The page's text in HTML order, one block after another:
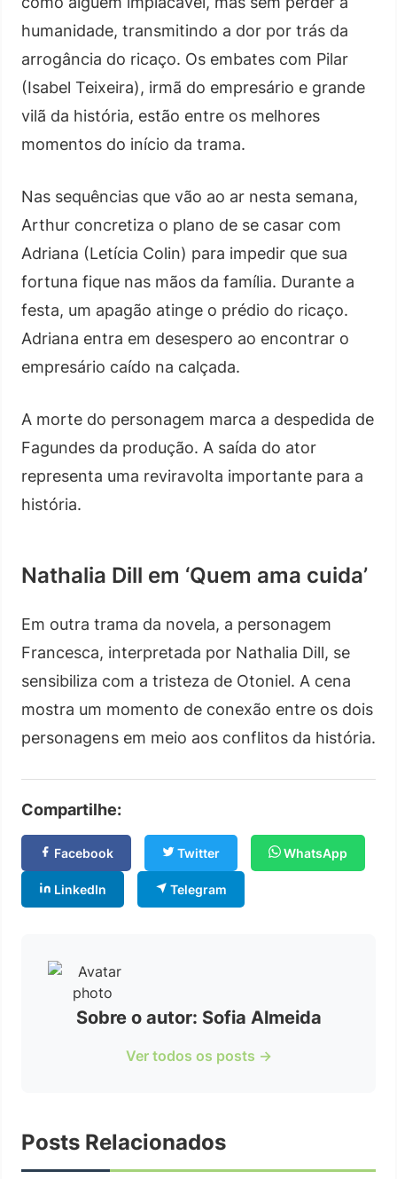
humanidade, transmitindo a dor por trás da
arrogância do ricaço. Os embates com Pilar
(Isabel Teixeira), irmã do empresário e grande
vilã da história, estão entre os melhores
momentos do início da trama.
Nas sequências que vão ao ar nesta semana,
Arthur concretiza o plano de se casar com
Adriana (Letícia Colin) para impedir que sua
fortuna fique nas mãos da família. Durante a
festa, um apagão atinge o prédio do ricaço.
Adriana entra em desespero ao encontrar o
empresário caído na calçada.
A morte do personagem marca a despedida de
Fagundes da produção. A saída do ator
representa uma reviravolta importante para a
história.
Nathalia Dill em ‘Quem ama cuida’
Em outra trama da novela, a personagem
Francesca, interpretada por Nathalia Dill, se
sensibiliza com a tristeza de Otoniel. A cena
mostra um momento de conexão entre os dois
personagens em meio aos conflitos da história.
Compartilhe:
Facebook Twitter WhatsApp
LinkedIn Telegram
Sobre o autor: Sofia Almeida
Ver todos os posts →
Posts Relacionados